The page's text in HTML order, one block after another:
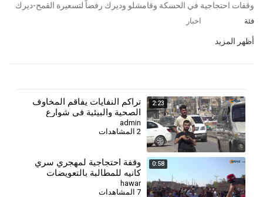
⁣وقفات احتجاجية في الحسكة وقامشلو وديرك رفضاً لتسعيرة القمح-ديرك
فئة اخبار
أظهر المزيد
2:23
تراكم النفايات يفاقم المخاوف
الصحية والبيئية في شوارع
الحسكة
admin
2 المشاهدات
0:58
وقفة احتجاجية لمهجري سري
كانيه للمطالبة بالتعويضات
hawar
7 المشاهدات